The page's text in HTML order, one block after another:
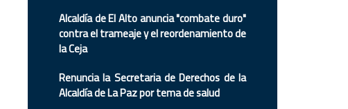
Alcaldía de El Alto anuncia "combate duro"
contra el trameaje y el reordenamiento de
la Ceja
Renuncia la Secretaria de Derechos de la
Alcaldía de La Paz por tema de salud